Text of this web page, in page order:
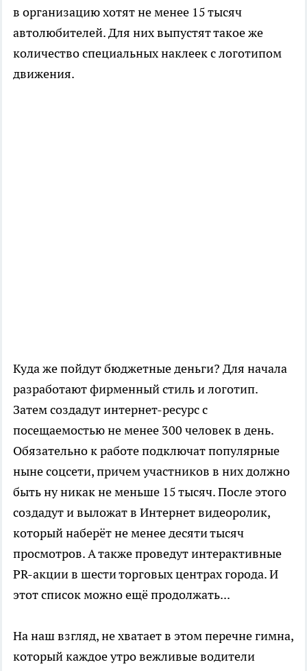
в организацию хотят не менее 15 тысяч
автолюбителей. Для них выпустят такое же
количество специальных наклеек с логотипом
движения.
Куда же пойдут бюджетные деньги? Для начала
разработают фирменный стиль и логотип.
Затем создадут интернет-ресурс с
посещаемостью не менее 300 человек в день.
Обязательно к работе подключат популярные
ныне соцсети, причем участников в них должно
быть ну никак не меньше 15 тысяч. После этого
создадут и выложат в Интернет видеоролик,
который наберёт не менее десяти тысяч
просмотров. А также проведут интерактивные
PR-акции в шести торговых центрах города. И
этот список можно ещё продолжать...
На наш взгляд, не хватает в этом перечне гимна,
который каждое утро вежливые водители